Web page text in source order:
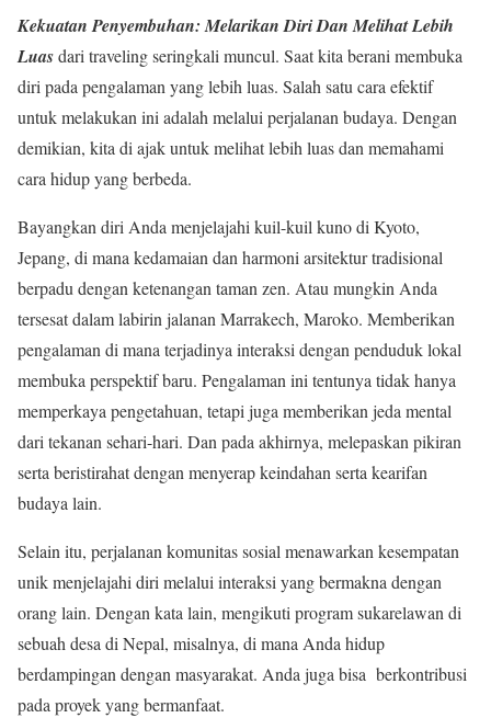
Kekuatan Penyembuhan: Melarikan Diri Dan Melihat Lebih
Luasdari traveling seringkali muncul. Saat kita berani membuka
diri pada pengalaman yang lebih luas. Salah satu cara efektif
untuk melakukan ini adalah melalui perjalanan budaya. Dengan
demikian, kita di ajak untuk melihat lebih luas dan memahami
cara hidup yang berbeda.
Bayangkan diri Anda menjelajahi kuil-kuil kuno di Kyoto,
Jepang, di mana kedamaian dan harmoni arsitektur tradisional
berpadu dengan ketenangan taman zen. Atau mungkin Anda
tersesat dalam labirin jalanan Marrakech, Maroko. Memberikan
pengalaman di mana terjadinya interaksi dengan penduduk lokal
membuka perspektif baru. Pengalaman ini tentunya tidak hanya
memperkaya pengetahuan, tetapi juga memberikan jeda mental
dari tekanan sehari-hari. Dan pada akhirnya, melepaskan pikiran
serta beristirahat dengan menyerap keindahan serta kearifan
budaya lain.
Selain itu, perjalanan komunitas sosial menawarkan kesempatan
unik menjelajahi diri melalui interaksi yang bermakna dengan
orang lain. Dengan kata lain, mengikuti program sukarelawan di
sebuah desa di Nepal, misalnya, di mana Anda hidup
berdampingan dengan masyarakat. Anda juga bisa berkontribusi
pada proyek yang bermanfaat.